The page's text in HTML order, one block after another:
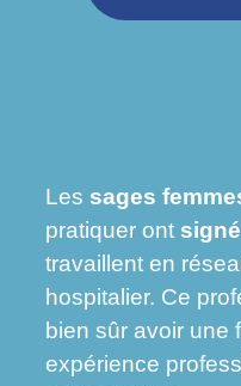
Les sages
pratiquer ont
travaillent en
hospitalier. Ce
bien sûr avoir une
expérience